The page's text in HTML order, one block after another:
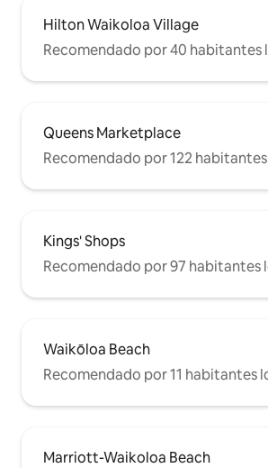
Hilton Waikoloa Village
Recomendado por 40 habitantes
Queens Marketplace
Recomendado por 122
Kings' Shops
Recomendado por 97 habitantes
Waikōloa Beach
Recomendado por 11 habitantes
Marriott-Waikoloa Beach